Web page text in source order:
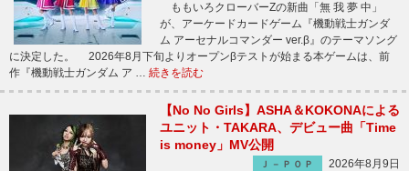
ももいろクローバーZの新曲「無 我 夢 中」
が、アーケードカードゲーム『機動戦士ガンダ
ム アーセナルコマンダー ver.β』のテーマソング
に決定した。 2026年8月下旬よりオープンβテストが始まる本ゲームは、前
作『機動戦士ガンダム ア … 続きを読む
【No No Girls】ASHA＆KOKONAによる
ユニット・TAKARA、デビュー曲「Time
is money」MV公開
Ｊ－ＰＯＰ
2026年8月9日